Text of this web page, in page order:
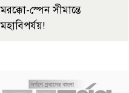
মরক্কো-স্পেন সীমান্তে
মহাবিপর্যয়!